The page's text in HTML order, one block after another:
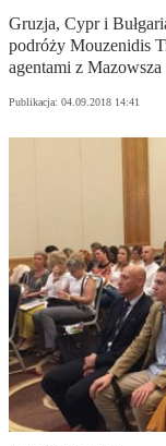
Gruzja, Cypr i
podróży Mouzenidis
agentami z Mazowsza
Publikacja: 04.09.2018 14:41